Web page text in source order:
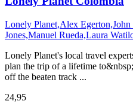
Lonely Planet,Alex
Jones,Manuel Rueda,Laura
Lonely Planet's local travel
plan the trip of a lifetime
off the beaten track ...
24,95